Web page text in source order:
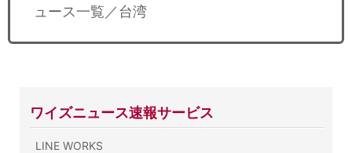
ュース一覧／台湾
ワイズニュース速報サービス
LINE WORKS